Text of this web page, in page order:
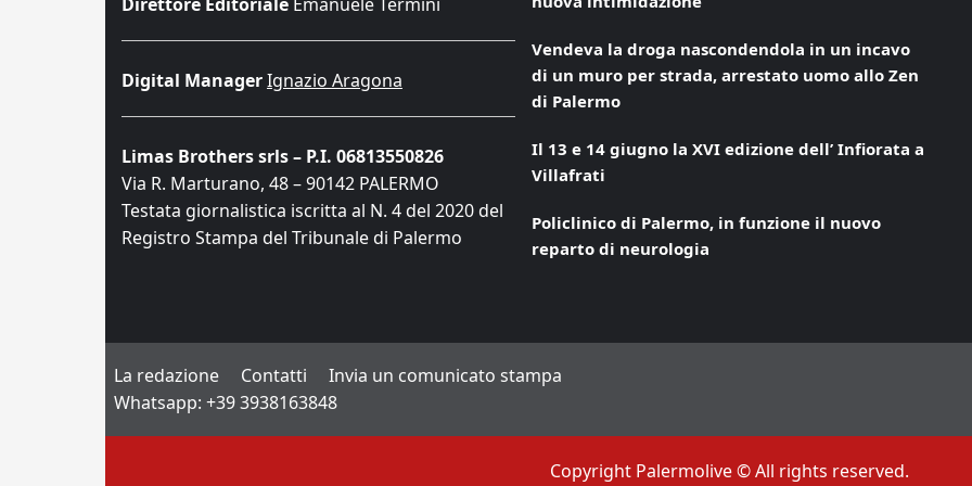
Direttore Editoriale Emanuele Termini
Digital ManagerIgnazio Aragona
Limas Brothers srls – P.I. 06813550826
Via R. Marturano, 48 – 90142 PALERMO
Testata giornalistica iscritta al N. 4 del 2020 del
Registro Stampa del Tribunale di Palermo
Vendeva la droga nascondendola in un incavo
di un muro per strada, arrestato uomo allo Zen
di Palermo
Il 13 e 14 giugno la XVI edizione dell’ Infiorata a
Villafrati
Policlinico di Palermo, in funzione il nuovo
reparto di neurologia
La redazione Contatti
Invia un comunicato stampa
Whatsapp: +39 3938163848
Copyright Palermolive © All rights reserved.